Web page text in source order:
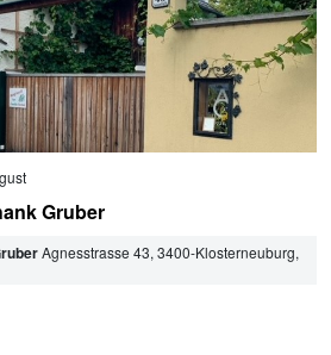
Gruber
Agnesstrasse 43,3400-Klosterneuburg,